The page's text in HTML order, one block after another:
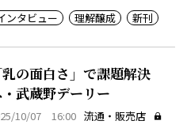
ンタビュー
理解醸成 新刊
乳の面白さ」で課題解決
武蔵野デーリー
10/07 16:00 流通・販売店